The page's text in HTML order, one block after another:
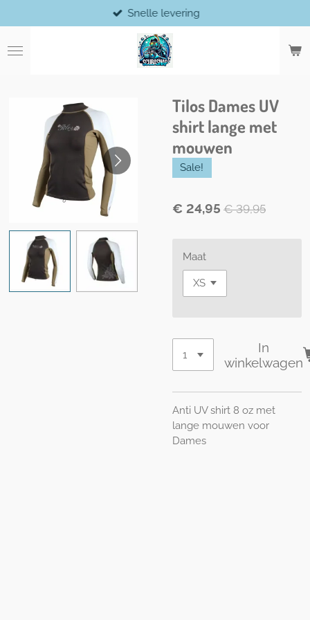
direct
naar
de
Snelle levering
Tilos Dames UV
shirt lange met
mouwen
Sale!
€ 24,95 € 39,95
Maat
In
winkelwagen
Anti UV shirt 8 oz met
lange mouwen voor
Dames